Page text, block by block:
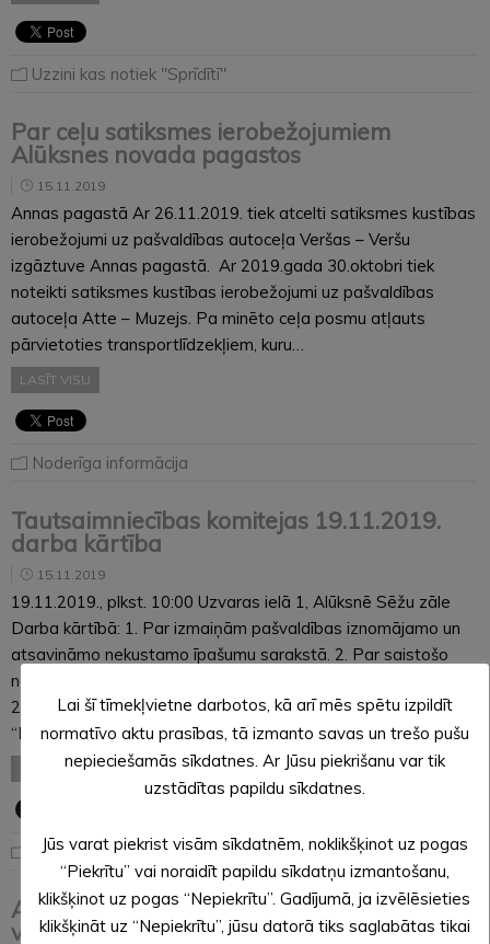
Uzzini kas notiek "Sprīdītī"
Par ceļu satiksmes ierobežojumiem
Alūksnes novada pagastos
15.11.2019
Annas pagastā Ar 26.11.2019. tiek atcelti satiksmes kustības
ierobežojumi uz pašvaldības autoceļa Veršas – Veršu
izgāztuve Annas pagastā. Ar 2019.gada 30.oktobri tiek
noteikti satiksmes kustības ierobežojumi uz pašvaldības
autoceļa Atte – Muzejs. Pa minēto ceļa posmu atļauts
pārvietoties transportlīdzekļiem, kuru…
LASĪT VISU
Noderīga informācija
Tautsaimniecības komitejas 19.11.2019.
darba kārtība
15.11.2019
19.11.2019., plkst. 10:00 Uzvaras ielā 1, Alūksnē Sēžu zāle
Darba kārtībā: 1. Par izmaiņām pašvaldības iznomājamo un
atsavināmo nekustamo īpašumu sarakstā. 2. Par saistošo
noteikumu Nr.__/2019 “Grozījumi Alūksnes novada domes
2014. gada 27. maija saistošajos noteikumos Nr. 12/2014
“Par Alūksnes…
LASĪT VISU
Noderīga informācija
Alūksnes muzejs aicina uz Adventes
vainagu darināšanas meistarklasi
Lai šī tīmekļvietne darbotos, kā arī mēs spētu izpildīt
normatīvo aktu prasības, tā izmanto savas un trešo pušu
nepieciešamās sīkdatnes. Ar Jūsu piekrišanu var tik
uzstādītas papildu sīkdatnes.
Jūs varat piekrist visām sīkdatnēm, noklikšķinot uz pogas
“Piekrītu” vai noraidīt papildu sīkdatņu izmantošanu,
klikšķinot uz pogas “Nepiekrītu”. Gadījumā, ja izvēlēsieties
klikšķināt uz “Nepiekrītu”, jūsu datorā tiks saglabātas tikai